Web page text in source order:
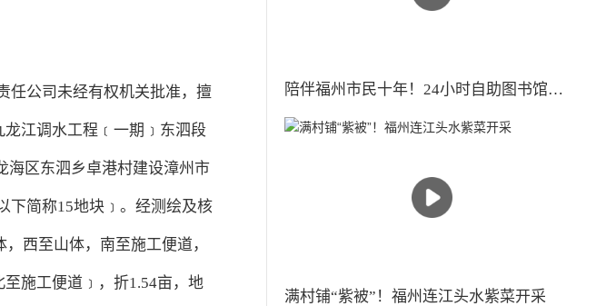
任公司未经有权机关批准，擅
江调水工程﹝一期﹞东泗段
海区东泗乡卓港村建设漳州市
下简称15地块﹞。经测绘及核
西至山体，南至施工便道，
施工便道﹞，折1.54亩，地
陪伴福州市民十年！24小时自助图书馆明年“退休”
满村铺“紫被”！福州连江头水紫菜开采